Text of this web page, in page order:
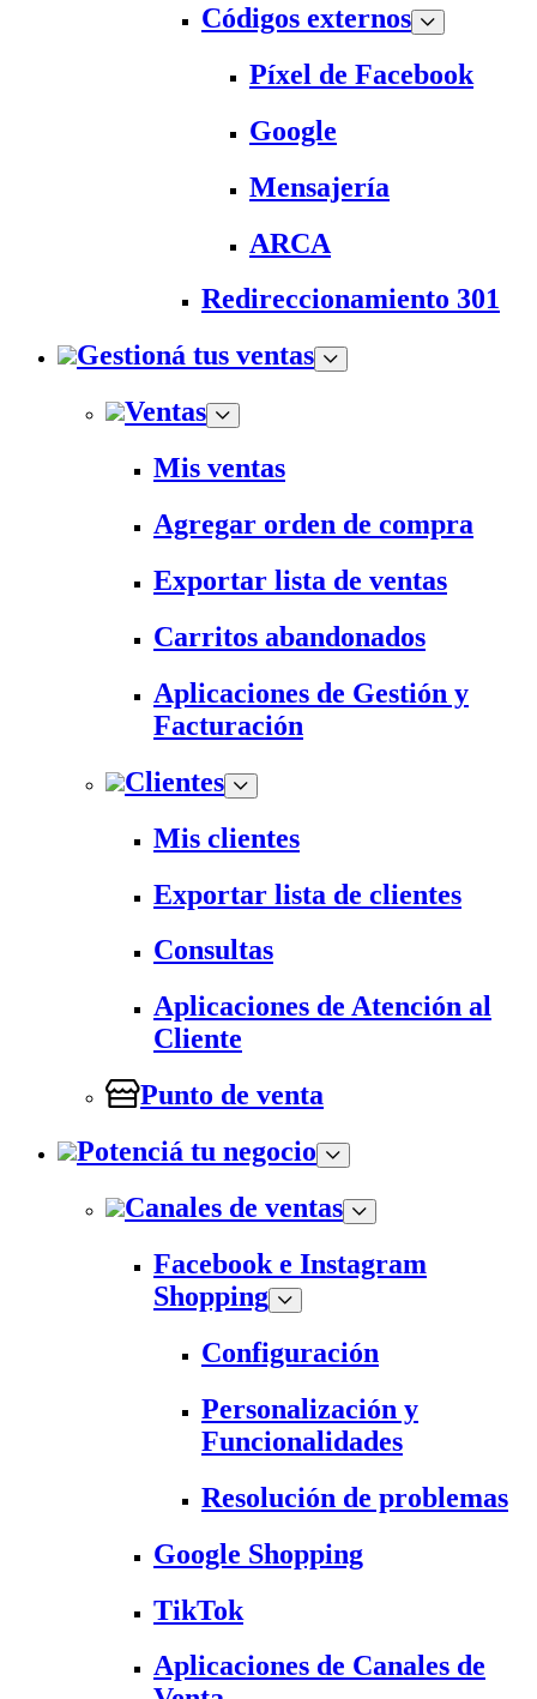
Códigos externos
Píxel de Facebook
Google
Mensajería
ARCA
Redireccionamiento 301
Gestioná tus ventas
Ventas
Mis ventas
Agregar orden de compra
Exportar lista de ventas
Carritos abandonados
Aplicaciones de Gestión y
Facturación
Clientes
Mis clientes
Exportar lista de clientes
Consultas
Aplicaciones de Atención al
Cliente
Punto de venta
Potenciá tu negocio
Canales de ventas
Facebook e Instagram
Shopping
Configuración
Personalización y
Funcionalidades
Resolución de problemas
Google Shopping
TikTok
Aplicaciones de Canales de